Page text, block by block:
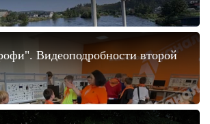
Видеоподробности второй